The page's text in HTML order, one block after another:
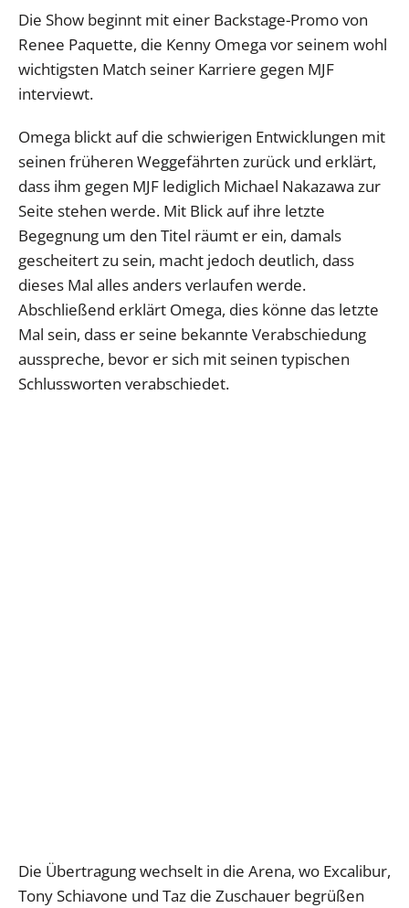
Die Show beginnt mit einer Backstage-Promo von
Renee Paquette, die Kenny Omega vor seinem wohl
wichtigsten Match seiner Karriere gegen MJF
interviewt.
Omega blickt auf die schwierigen Entwicklungen mit
seinen früheren Weggefährten zurück und erklärt,
dass ihm gegen MJF lediglich Michael Nakazawa zur
Seite stehen werde. Mit Blick auf ihre letzte
Begegnung um den Titel räumt er ein, damals
gescheitert zu sein, macht jedoch deutlich, dass
dieses Mal alles anders verlaufen werde.
Abschließend erklärt Omega, dies könne das letzte
Mal sein, dass er seine bekannte Verabschiedung
ausspreche, bevor er sich mit seinen typischen
Schlussworten verabschiedet.
Die Übertragung wechselt in die Arena, wo Excalibur,
Tony Schiavone und Taz die Zuschauer begrüßen